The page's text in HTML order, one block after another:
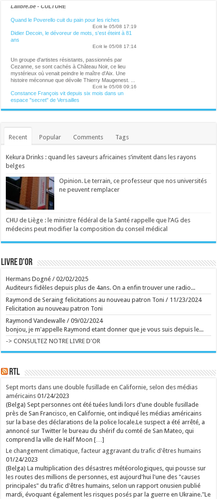
Ecrit le 05/08 17:19
Didier Decoin, le dévoreur de mots, s'est éteint à 81
ans
Cezanne, se sont cachés à Château Noir, ce lieu
mystérieux où venait peindre le maître d'Aix. Une
histoire méconnue que dévoile Thierry Maugenest. ...
Ecrit le 05/08 09:16
Constance François vit depuis six mois dans un
espace "secret" de Versailles
Décès de l'écrivain Didier Decoin, prix Goncourt en
en 1977 et ancien président de l'Académie Goncourt,
est décédé à l'âge de 81 ans, a annoncé mercredi
Picasso dormait toutes les nuits avec une lettre que
Cezanne avait écrite à son fils
Passionné par Cezanne, Thierry Maugenest dévoile
un peintre méditant, presque religieux. ...
Ecrit le 05/08 09:16
La productrice Amy Pascal affirme que le nom
pourrait être connu d'ici la fin d'année. ...
Virginia Woolf et sa soeur Vanessa Bell raffolaient des
commérages: "Il y a toujours un coin de ma tête où je
te garde une pleine besace de potins"
avec une star internationale ?
Recent Popular Comments Tags
Kekura Drinks : quand les saveurs africaines s’invitent dans les rayons
belges
Opinion. Le terrain, ce professeur que nos universités
ne peuvent remplacer
CHU de Liège : le ministre fédéral de la Santé rappelle que l’AG des
médecins peut modifier la composition du conseil médical
Livre d'or
Hermans Dogné /02/02/2025
Auditeurs fidèles depuis plus de 4ans. On a enfin trouver une radio...
Raymond de Seraing felicitations au nouveau patron Toni / 11/23/2024
Felicitation au nouveau patron Toni
Raymond Vandewalle /09/02/2024
bonjou, je m'appelle Raymond etant donner que je vous suis depuis le...
-> CONSULTEZ NOTRE LIVRE D'OR
RTL
Sept morts dans une double fusillade en Californie, selon des médias
américains 01/24/2023
(Belga) Sept personnes ont été tuées lundi lors d'une double fusillade
près de San Francisco, en Californie, ont indiqué les médias américains
sur la base des déclarations de la police locale.Le suspect a été arrêté, a
annoncé sur Twitter le bureau du shérif du comté de San Mateo, qui
comprend la ville de Half Moon […]
Le changement climatique, facteur aggravant du trafic d'êtres humains
01/24/2023
(Belga) La multiplication des désastres météorologiques, qui pousse sur
les routes des millions de personnes, est aujourd'hui l'une des "causes
principales" du trafic d'êtres humains, selon un rapport onusien publié
mardi, évoquant également les risques posés par la guerre en Ukraine."Le